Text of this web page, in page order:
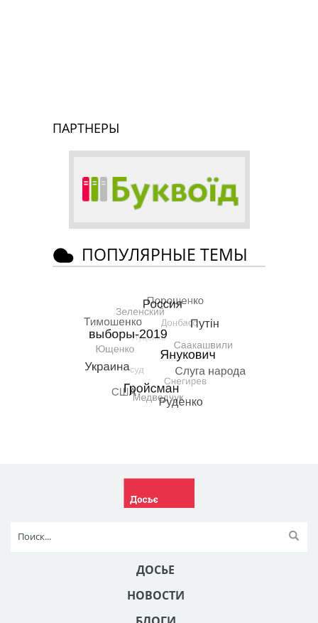
ПАРТНЕРЫ
ПОПУЛЯРНЫЕ ТЕМЫ
ДОСЬЕ
НОВОСТИ